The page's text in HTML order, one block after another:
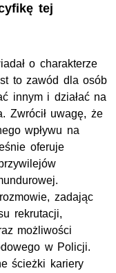
tej
o charakterze
to zawód dla osób
innym i działać na
Zwrócił uwagę, że
wpływu na
oferuje
zadając
rekrutacji,
możliwości
w Policji.
ścieżki kariery